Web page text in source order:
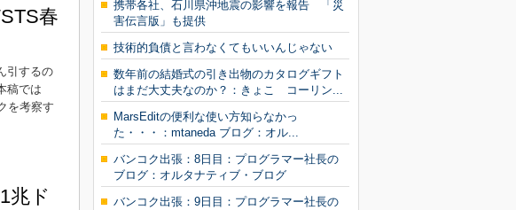
春
引するの
稿では
を考察す
兆ド
携帯各社、石川県沖地震の影響を報告 「災
害伝言版」も提供
技術的負債と言わなくてもいいんじゃない
数年前の結婚式の引き出物のカタログギフト
はまだ大丈夫なのか？：きょこ コーリン...
MarsEditの便利な使い方知らなかっ
た・・・：mtaneda ブログ：オル...
バンコク出張：8日目：プログラマー社長の
ブログ：オルタナティブ・ブログ
バンコク出張：9日目：プログラマー社長の